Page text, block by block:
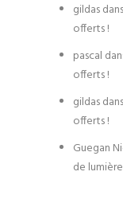
gildasdans
offerts !
pascal
offerts !
gildasdans
offerts !
Guegan
de